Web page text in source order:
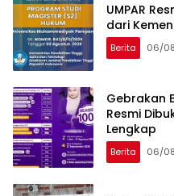
UMPAR
dari
Berita 06/
Gebrakan
Resmi
Lengkap
Berita 06/